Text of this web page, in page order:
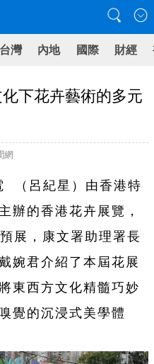
台灣 內地 國際 財經
下花卉藝術的多元
網
（呂紀星）由香港特
辦的香港花卉展覽，
展，康文署助理署長
婉君介紹了本屆花展
東西方文化精髓巧妙
覺的沉浸式美學體